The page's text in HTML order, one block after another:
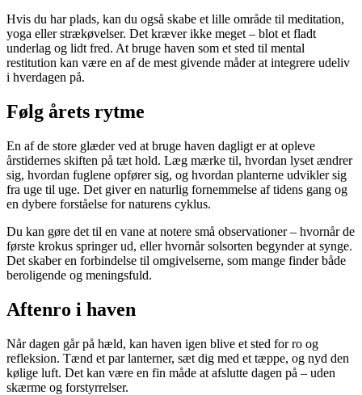
Hvis du har plads, kan du også skabe et lille område til meditation,
yoga eller strækøvelser. Det kræver ikke meget – blot et fladt
underlag og lidt fred. At bruge haven som et sted til mental
restitution kan være en af de mest givende måder at integrere udeliv
i hverdagen på.
Følg årets rytme
En af de store glæder ved at bruge haven dagligt er at opleve
årstidernes skiften på tæt hold. Læg mærke til, hvordan lyset ændrer
sig, hvordan fuglene opfører sig, og hvordan planterne udvikler sig
fra uge til uge. Det giver en naturlig fornemmelse af tidens gang og
en dybere forståelse for naturens cyklus.
Du kan gøre det til en vane at notere små observationer – hvornår de
første krokus springer ud, eller hvornår solsorten begynder at synge.
Det skaber en forbindelse til omgivelserne, som mange finder både
beroligende og meningsfuld.
Aftenro i haven
Når dagen går på hæld, kan haven igen blive et sted for ro og
refleksion. Tænd et par lanterner, sæt dig med et tæppe, og nyd den
kølige luft. Det kan være en fin måde at afslutte dagen på – uden
skærme og forstyrrelser.